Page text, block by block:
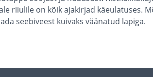
riiulile on kõik ajakirjad käeulatuses.
seebiveest kuivaks väänatud lapiga.